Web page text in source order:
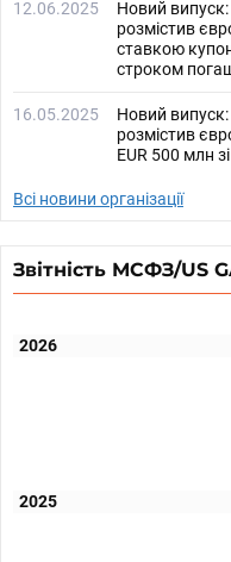
12.06.2025
Новий випуск:
розмістив
ставкою
строком
16.05.2025
Новий випуск:
розмістив
EUR 500 млн
Всі новини організації
Звітність МСФЗ/US
2026
2025